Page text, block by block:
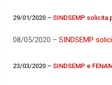
29/01/2020 – SINDSEMP
08/05/2020 – SINDSEMP
23/03/2020 – SINDSEMP e